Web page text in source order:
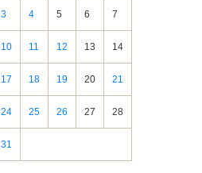
3 4 5 6 7
10 11 12 13 14
17 18 19 20 21
24 25 26 27 28
31